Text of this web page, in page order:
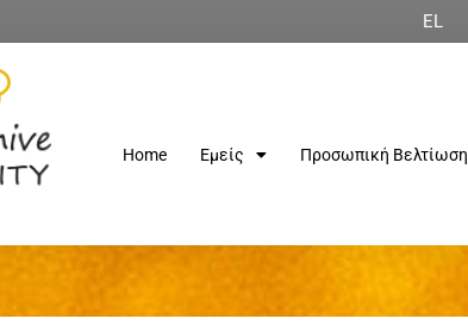
EL
Home Εμείς Προσωπική Βελτίωση